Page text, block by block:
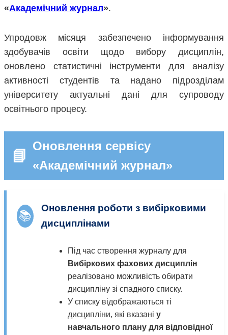
«Академічний журнал».
Упродовж місяця забезпечено інформування
здобувачів освіти щодо вибору дисциплін,
оновлено статистичні інструменти для аналізу
активності студентів та надано підрозділам
університету актуальні дані для супроводу
освітнього процесу.
📘
Оновлення сервісу
«Академічний журнал»
📚
Оновлення роботи з вибірковими
дисциплінами
Під час створення журналу для
Вибіркових фахових дисциплін
реалізовано можливість обирати
дисципліну зі спадного списку.
У списку відображаються ті
дисципліни, які вказані у
навчального плану для відповідної